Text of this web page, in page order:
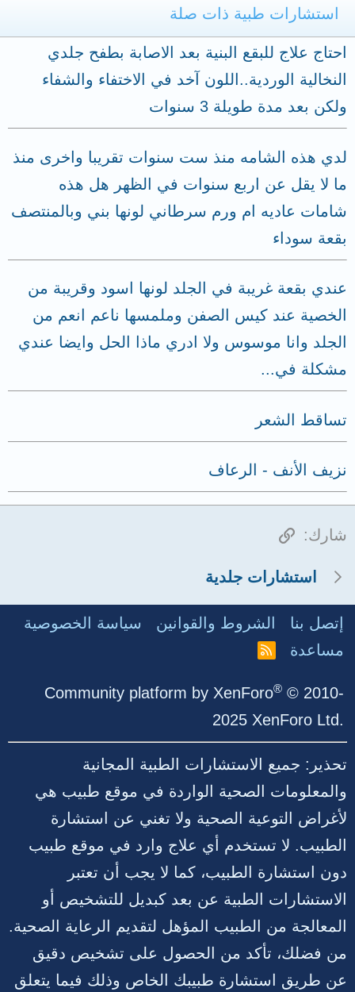
استشارات طبية ذات صلة
احتاج علاج للبقع البنية بعد الاصابة بطفح جلدي
النخالية الوردية..اللون آخد في الاختفاء والشفاء
ولكن بعد مدة طويلة 3 سنوات
لدي هذه الشامه منذ ست سنوات تقريبا واخرى منذ
ما لا يقل عن اربع سنوات في الظهر هل هذه
شامات عاديه ام ورم سرطاني لونها بني وبالمنتصف
بقعة سوداء
عندي بقعة غريبة في الجلد لونها اسود وقريبة من
الخصية عند كيس الصفن وملمسها ناعم انعم من
الجلد وانا موسوس ولا ادري ماذا الحل وايضا عندي
مشكلة في...
تساقط الشعر
نزيف الأنف - الرعاف
شارك: الرابط
استشارات جلدية
إتصل بنا الشروط والقوانين
سياسة الخصوصية
مساعدة
R
Community platform by XenForo® © 2010-
2025 XenForo Ltd.
تحذير: جميع الاستشارات الطبية المجانية
والمعلومات الصحية الواردة في موقع طبيب هي
لأغراض التوعية الصحية ولا تغني عن استشارة
الطبيب. لا تستخدم أي علاج وارد في موقع طبيب
دون استشارة الطبيب، كما لا يجب أن تعتبر
الاستشارات الطبية عن بعد كبديل للتشخيص أو
المعالجة من الطبيب المؤهل لتقديم الرعاية الصحية.
من فضلك، تأكد من الحصول على تشخيص دقيق
عن طريق استشارة طبيبك الخاص وذلك فيما يتعلق